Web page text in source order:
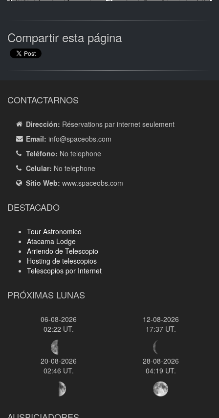
Compartir esta página
CONTACTARNOS
Dirección: Réservations par internet seulement
Email: info@spaceobs.com
Teléfono: No telephone
Celular: No telephone
Sitio Web: www.spaceobs.com
DESTACADO
Tour Astronomico
Atacama Lodge
Arriendo de Telescopio
Hosting de telescopios
Telescopios por Internet
PRÓXIMAS LUNAS
06-08-2026
02:22 UT.
12-08-2026
17:37 UT.
20-08-2026
02:46 UT.
28-08-2026
04:19 UT.